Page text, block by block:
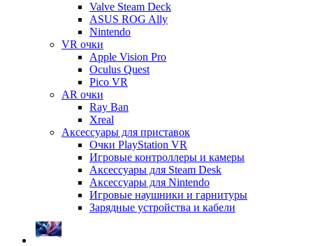
Valve Steam Deck
ASUS ROG Ally
Nintendo
VR очки
Apple Vision Pro
Oculus Quest
Pico VR
AR очки
Ray Ban
Xreal
Аксессуары для приставок
Очки PlayStation VR
Игровые контроллеры и камеры
Аксессуары для Steam Desk
Аксессуары для Nintendo
Игровые наушники и гарнитуры
Зарядные устройства и кабели